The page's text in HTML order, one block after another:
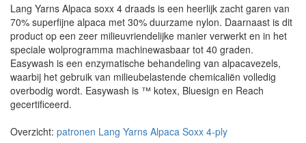
Lang Yarns Alpaca soxx 4 draads is een heerlijk zacht garen van
70% superfijne alpaca met 30% duurzame nylon. Daarnaast is dit
product op een zeer milieuvriendelijke manier verwerkt en in het
speciale wolprogramma machinewasbaar tot 40 graden.
Easywash is een enzymatische behandeling van alpacavezels,
waarbij het gebruik van milieubelastende chemicaliën volledig
overbodig wordt. Easywash is ™ kotex, Bluesign en Reach
gecertificeerd.
Overzicht: patronen Lang Yarns Alpaca Soxx 4-ply